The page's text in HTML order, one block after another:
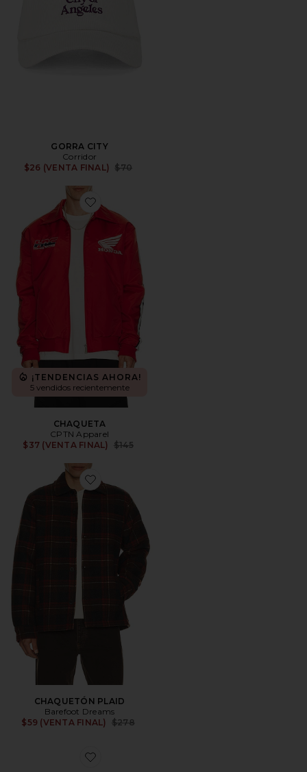
GORRA CITY
Corridor
$26 (VENTA FINAL)
Previous price:
$70
Favorite CHAQUETA
¡TENDENCIAS AHORA!
5 vendidos recientemente
CHAQUETA
CPTN Apparel
$37 (VENTA FINAL)
Previous price:
$145
Favorite CHAQUETÓN PLAID
CHAQUETÓN PLAID
Barefoot Dreams
$59 (VENTA FINAL)
Previous price:
$278
Favorite GORRA DE CAMIONERO ROPIN'